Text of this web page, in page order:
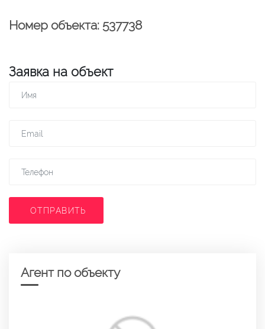
Номер объекта: 537738
Заявка на объект
ОТПРАВИТЬ
Агент по объекту